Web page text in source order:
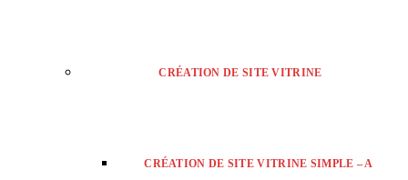
CRÉATION DE SITE VITRINE
CRÉATION DE SITE VITRINE SIMPLE – A